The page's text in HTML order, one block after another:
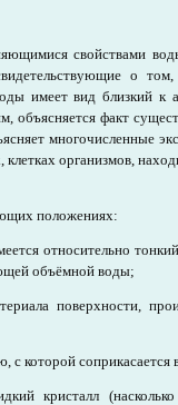
свойствами
о
имеет вид близкий
объясняется факт
многочисленные
организмов,
положениях:
относительно
объёмной воды;
поверхности,
с которой соприкасается
кристалл